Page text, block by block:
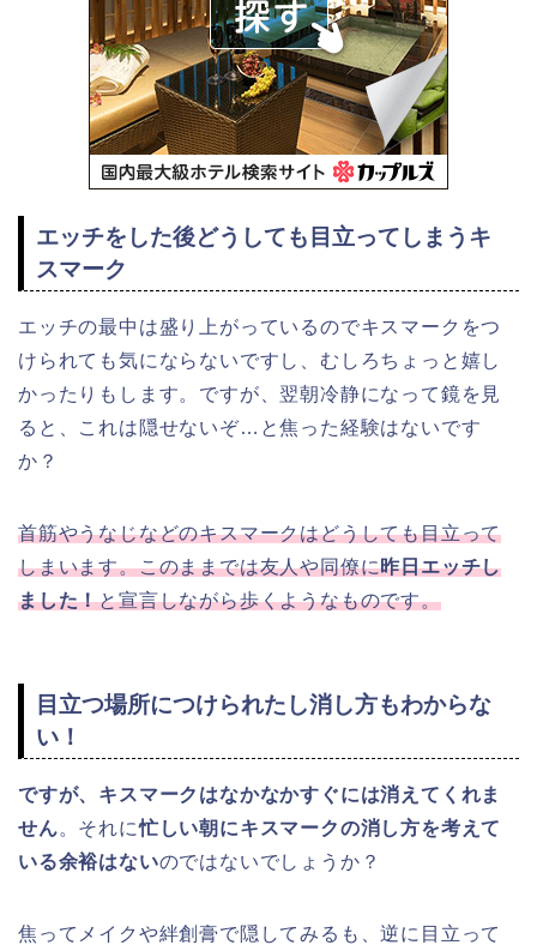
エッチをした後どうしても目立ってしまうキ
スマーク
エッチの最中は盛り上がっているのでキスマークをつ
けられても気にならないですし、むしろちょっと嬉し
かったりもします。ですが、翌朝冷静になって鏡を見
ると、これは隠せないぞ…と焦った経験はないです
か？
首筋やうなじなどのキスマークはどうしても目立って
しまいます。このままでは友人や同僚に昨日エッチし
ました！と宣言しながら歩くようなものです。
目立つ場所につけられたし消し方もわからな
い！
ですが、キスマークはなかなかすぐには消えてくれま
せん。それに忙しい朝にキスマークの消し方を考えて
いる余裕はないのではないでしょうか？
焦ってメイクや絆創膏で隠してみるも、逆に目立って